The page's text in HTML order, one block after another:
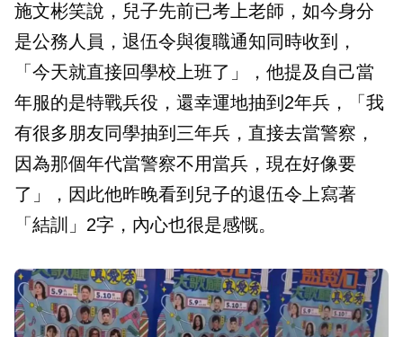
施文彬笑說，兒子先前已考上老師，如今身分
是公務人員，退伍令與復職通知同時收到，
「今天就直接回學校上班了」，他提及自己當
年服的是特戰兵役，還幸運地抽到2年兵，「我
有很多朋友同學抽到三年兵，直接去當警察，
因為那個年代當警察不用當兵，現在好像要
了」，因此他昨晚看到兒子的退伍令上寫著
「結訓」2字，內心也很是感慨。